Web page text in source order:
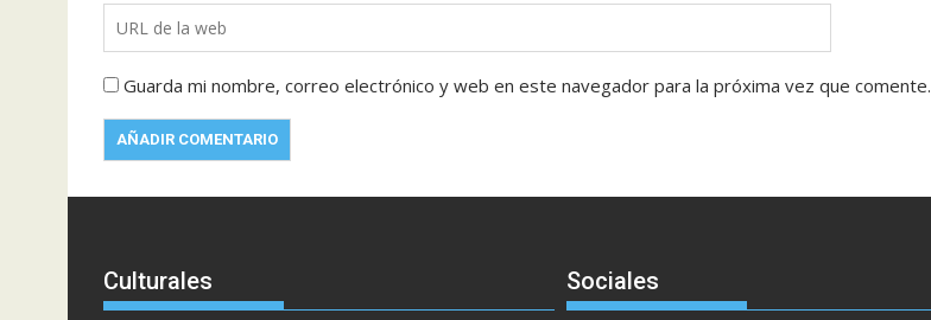
Guarda mi nombre, correo electrónico y web en este navegador para la próxima vez que comente.
Culturales Sociales